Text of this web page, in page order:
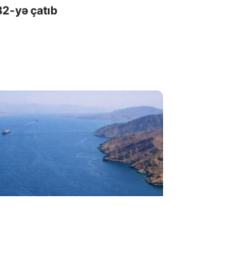
yə çatıb